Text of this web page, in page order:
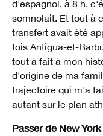
d'espagnol, à 8 h,
somnolait. Et tout à
transfert avait été
fois Antigua-et-
tout à fait à mon
d'origine de ma
trajectoire qui m'a
autant sur le plan
Passer de New